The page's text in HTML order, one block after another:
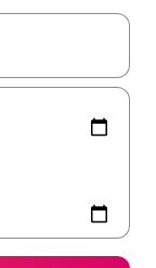
flèches vers le